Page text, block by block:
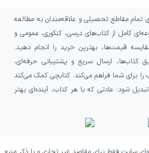
تمام مقاطع تحصیلی و علاقه‌مندان به مطالعه
کامل از کتاب‌های درسی، کنکوری، عمومی و
قیمت‌ها، بهترین خرید را انجام دهید.
ارسال سریع و پشتیبانی حرفه‌ای،
را برای شما فراهم می‌کند. کتابچی کمک می‌کند
شود؛ عادتی که با هر کتاب، آینده‌ای بهتر